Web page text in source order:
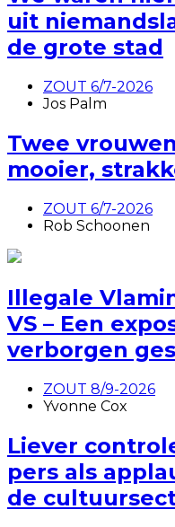
uit
de grote stad
ZOUT 6/7-2026
Jos Palm
Twee
mooier,
ZOUT 6/7-2026
Rob Schoonen
Illegale
VS – Een
verborgen
ZOUT 8/9-2026
Yvonne Cox
Liever
pers als
de